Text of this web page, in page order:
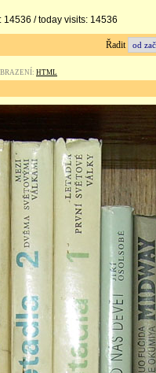
/ today visits: 14536
Řadit
HTML